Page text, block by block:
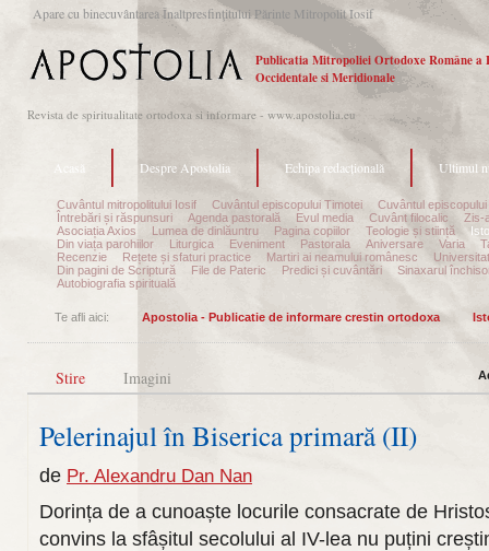
Apare cu binecuvântarea Înaltpresfinţitului Părinte Mitropolit Iosif
Publicatia Mitropoliei Ortodoxe Române a
Occidentale si Meridionale
Revista de spiritualitate ortodoxa si informare - www.apostolia.eu
Acasă Despre Apostolia Echipa redacțională Ultimul
Cuvântul mitropolitului Iosif Cuvântul episcopului Timotei
Cuvântul episcopului
Întrebări și răspunsuri
Agenda pastorală Evul media Cuvânt filocalic
Zis-
Asociația Axios
Lumea de dinlăuntru Pagina copiilor Teologie și stiință
Din viața parohiilor
Liturgica Eveniment Pastorala Aniversare Varia
Recenzie
Rețete și sfaturi practice Martiri ai neamului românesc
Din pagini de Scriptură
File de Pateric Predici și cuvântări
Sinaxarul
Autobiografia spirituală
Te afli aici: Apostolia - Publicatie de informare crestin ortodoxa
Stire Imagini
Pelerinajul în Biserica primară (II)
de Pr. Alexandru Dan Nan
Dorința de a cunoaște locurile consacrate de
convins la sfâșitul secolului al IV-lea nu puțini